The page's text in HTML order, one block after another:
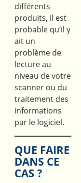
différents
produits, il est
probable qu’il y
ait un
problème de
lecture au
niveau de votre
scanner ou du
traitement des
informations
par le logiciel.
QUE FAIRE
DANS CE
CAS ?